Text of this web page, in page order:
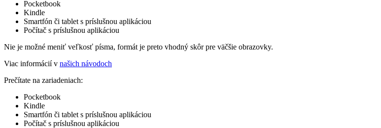
Pocketbook
Kindle
Smartfón či tablet s príslušnou aplikáciou
Počítač s príslušnou aplikáciou
Nie je možné meniť veľkosť písma, formát je preto vhodný skôr pre väčšie obrazovky.
Viac informácií v našich návodoch
Prečítate na zariadeniach:
Pocketbook
Kindle
Smartfón či tablet s príslušnou aplikáciou
Počítač s príslušnou aplikáciou